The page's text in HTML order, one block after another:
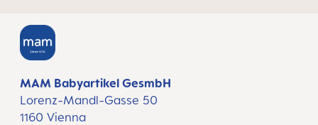
MAM Babyartikel GesmbH
Lorenz-Mandl-Gasse 50
1160 Vienna